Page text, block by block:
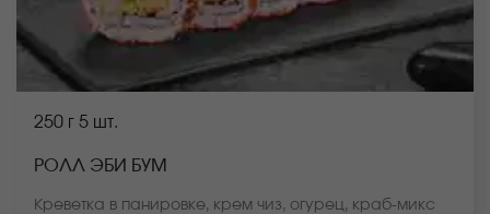
250 г 5 шт.
РОЛЛ ЭБИ БУМ
Креветка в панировке, крем чиз, огурец, краб-микс